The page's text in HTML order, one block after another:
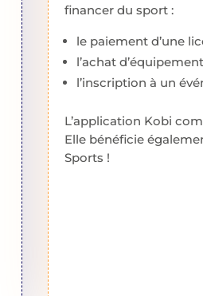
financer du sport :
le paiement d’une
l’achat
l’inscription à un
L’application Kobi
Elle bénéficie
Sports !